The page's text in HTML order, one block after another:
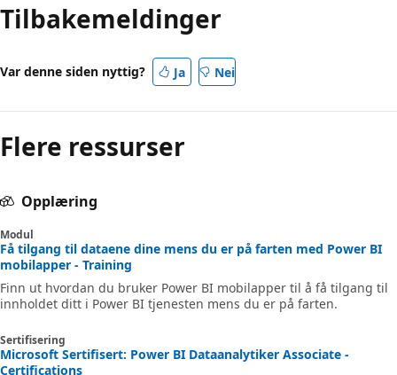
Tilbakemeldinger
Var denne siden nyttig? Ja Nei
Flere ressurser
Opplæring
Modul
Få tilgang til dataene dine mens du er på farten med Power BI
mobilapper - Training
Finn ut hvordan du bruker Power BI mobilapper til å få tilgang til
innholdet ditt i Power BI tjenesten mens du er på farten.
Sertifisering
Microsoft Sertifisert: Power BI Dataanalytiker Associate -
Certifications